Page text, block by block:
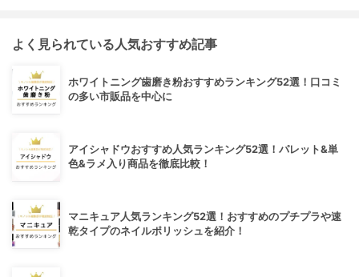
よく見られている人気おすすめ記事
ホワイトニング歯磨き粉おすすめランキング52選！口コミ
の多い市販品を中心に
アイシャドウおすすめ人気ランキング52選！パレット&単
色&ラメ入り商品を徹底比較！
マニキュア人気ランキング52選！おすすめのプチプラや速
乾タイプのネイルポリッシュを紹介！